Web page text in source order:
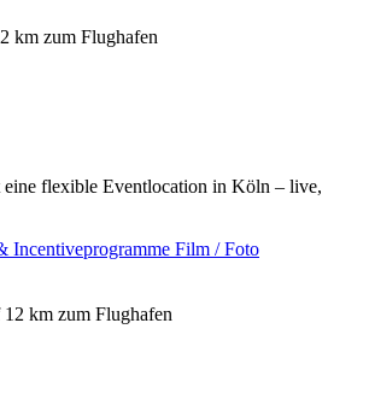
km zum Flughafen
flexible Eventlocation in Köln – live,
Incentiveprogramme Film / Foto
12 km zum Flughafen